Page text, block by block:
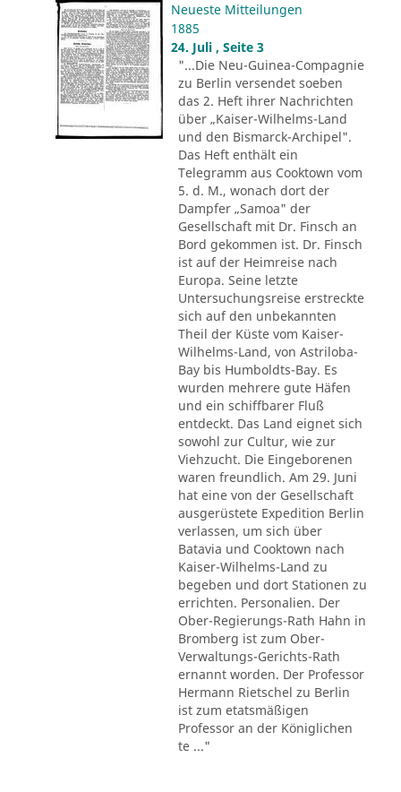
Neueste Mitteilungen
1885
24. Juli , Seite 3
"...Die Neu-Guinea-Compagnie
zu Berlin versendet soeben
das 2. Heft ihrer Nachrichten
über „Kaiser-Wilhelms-Land
und den Bismarck-Archipel".
Das Heft enthält ein
Telegramm aus Cooktown vom
5. d. M., wonach dort der
Dampfer „Samoa" der
Gesellschaft mit Dr. Finsch an
Bord gekommen ist. Dr. Finsch
ist auf der Heimreise nach
Europa. Seine letzte
Untersuchungsreise erstreckte
sich auf den unbekannten
Theil der Küste vom Kaiser-
Wilhelms-Land, von Astriloba-
Bay bis Humboldts-Bay. Es
wurden mehrere gute Häfen
und ein schiffbarer Fluß
entdeckt. Das Land eignet sich
sowohl zur Cultur, wie zur
Viehzucht. Die Eingeborenen
waren freundlich. Am 29. Juni
hat eine von der Gesellschaft
ausgerüstete Expedition Berlin
verlassen, um sich über
Batavia und Cooktown nach
Kaiser-Wilhelms-Land zu
begeben und dort Stationen zu
errichten. Personalien. Der
Ober-Regierungs-Rath Hahn in
Bromberg ist zum Ober-
Verwaltungs-Gerichts-Rath
ernannt worden. Der Professor
Hermann Rietschel zu Berlin
ist zum etatsmäßigen
Professor an der Königlichen
te ..."